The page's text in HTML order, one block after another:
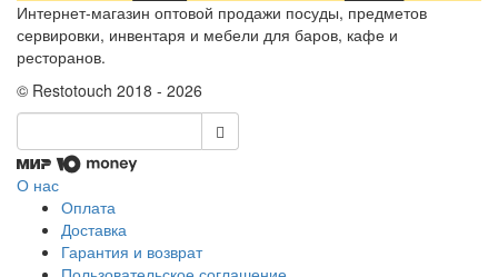
Интернет-магазин оптовой продажи посуды, предметов
сервировки, инвентаря и мебели для баров, кафе и
ресторанов.
© Restotouch 2018 - 2026
О нас
Оплата
Доставка
Гарантия и возврат